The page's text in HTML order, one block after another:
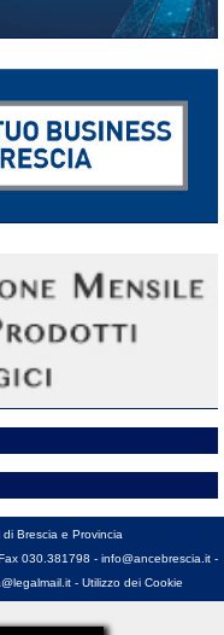
Brescia e Provincia
030.381798 - info@ancebrescia.it -
- Utilizzo dei Cookie